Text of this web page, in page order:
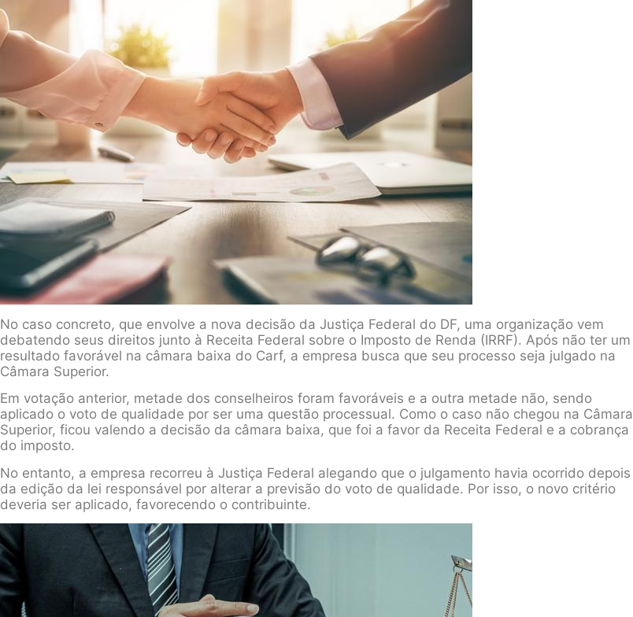
No caso concreto, que envolve a nova decisão da Justiça Federal do DF, uma organização vem
debatendo seus direitos junto à Receita Federal sobre o Imposto de Renda (IRRF). Após não ter um
resultado favorável na câmara baixa do Carf, a empresa busca que seu processo seja julgado na
Câmara Superior.
Em votação anterior, metade dos conselheiros foram favoráveis e a outra metade não, sendo
aplicado o voto de qualidade por ser uma questão processual. Como o caso não chegou na Câmara
Superior, ficou valendo a decisão da câmara baixa, que foi a favor da Receita Federal e a cobrança
do imposto.
No entanto, a empresa recorreu à Justiça Federal alegando que o julgamento havia ocorrido depois
da edição da lei responsável por alterar a previsão do voto de qualidade. Por isso, o novo critério
deveria ser aplicado, favorecendo o contribuinte.